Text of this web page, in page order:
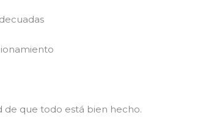
de que todo está bien hecho.